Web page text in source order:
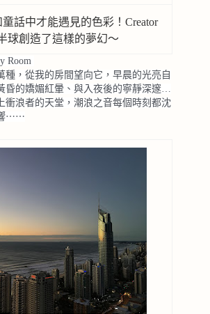
話中才能遇見的色彩！Creator
球創造了這樣的夢幻～
Room
種，從我的房間望向它，早晨的光亮自
昏的嬌媚紅暈、與入夜後的寧靜深邃…
衝浪者的天堂，潮浪之音每個時刻都沈
響⋯⋯